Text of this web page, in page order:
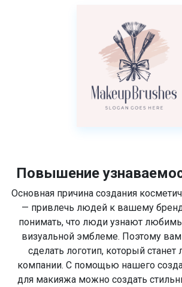
Повышение
Основная причина создания
— привлечь людей к вашему
понимать, что люди узнают
визуальной эмблеме. Поэтому
сделать логотип, который
компании. С помощью нашего
для макияжа можно создать